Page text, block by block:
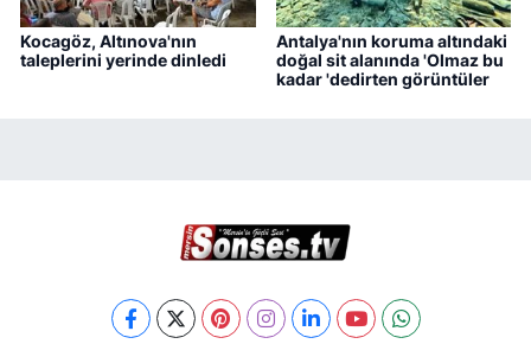
Kocagöz, Altınova'nın
taleplerini yerinde dinledi
Antalya'nın koruma altındaki
doğal sit alanında 'Olmaz bu
kadar 'dedirten görüntüler